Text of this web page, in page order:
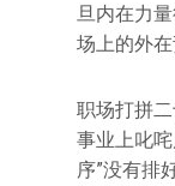
旦内在力
场上的外在
职场打拼
事业上叱
序”没有排